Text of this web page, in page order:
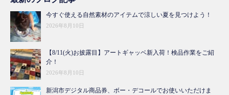
今すぐ使える自然素材のアイテムで涼しい夏を見つけよう！
2026年8月10日
【8/11(火)お披露目】アートギャッベ新入荷！検品作業をご紹
介！
2026年8月10日
新潟市デジタル商品券、ボー・デコールでお使いいただけま